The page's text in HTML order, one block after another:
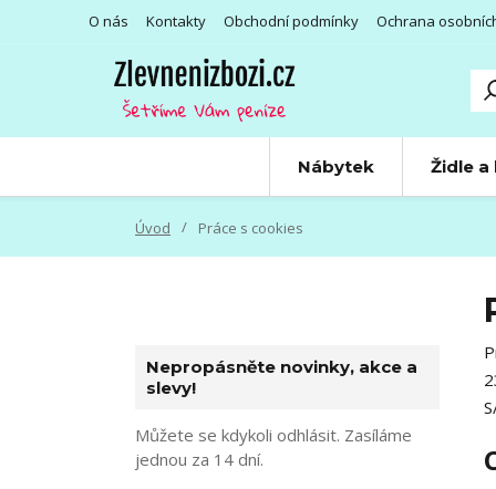
O nás Kontakty Obchodní podmínky Ochrana
Nábytek Židle a
Úvod Práce s cookies
Nepropásněte novinky, akce a
slevy!
Můžete se kdykoli odhlásit. Zasíláme
jednou za 14 dní.